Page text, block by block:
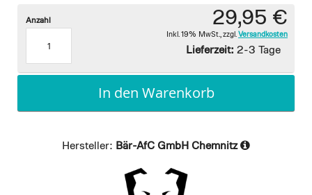
29,95 €
Inkl. 19% MwSt. zzgl. Versandkosten
Lieferzeit: 2-3 Tage
Anzahl
In den Warenkorb
Hersteller: Bär-AfC GmbH Chemnitz